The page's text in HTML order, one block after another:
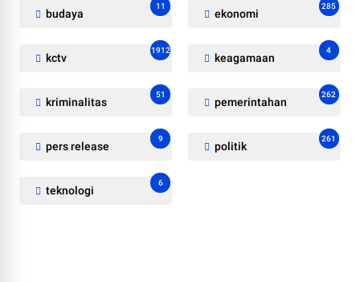
budaya
11
ekonomi
285
kctv
1912
keagamaan
4
kriminalitas
51
pemerintahan
262
pers release
9
politik
261
teknologi
6